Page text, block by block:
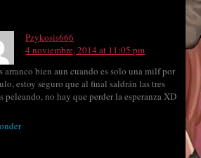
Pzykosis666
4 noviembre, 2014 at 11:05 pm
arranco bien aun cuando es solo una milf por
estoy seguro que al final saldrán las tres
peleando, no hay que perder la esperanza XD